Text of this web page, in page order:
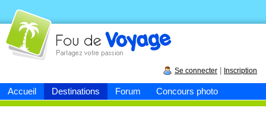
Accueil Destinations Forum Concours photo
Fou devoyage
Se connecter Inscription